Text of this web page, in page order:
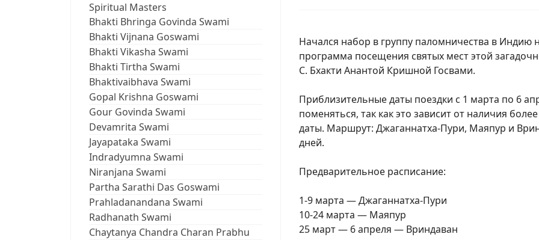
Spiritual Masters
Bhakti Bhringa Govinda Swami
Bhakti Vijnana Goswami
Bhakti Vikasha Swami
Bhakti Tirtha Swami
Bhaktivaibhava Swami
Gopal Krishna Goswami
Gour Govinda Swami
Devamrita Swami
Jayapataka Swami
Indradyumna Swami
Niranjana Swami
Partha Sarathi Das Goswami
Prahladanandana Swami
Radhanath Swami
Chaytanya Chandra Charan Prabhu
Начался набор в группу паломничества в Индию
программа посещения святых мест этой
С. Бхакти Анантой Кришной Госвами.
Приблизительные даты поездки с 1 марта по 6
поменяться, так как это зависит от наличия
даты. Маршрут: Джаганнатха-Пури, Маяпур и
дней.
Предварительное расписание:
1-9 марта — Джаганнатха-Пури
10-24 марта — Маяпур
25 март — 6 апреля — Вриндаван